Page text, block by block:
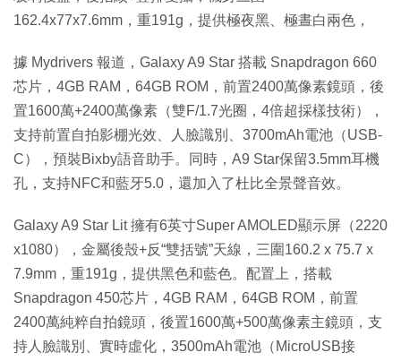
162.4x77x7.6mm，重191g，提供極夜黑、極晝白兩色，
據 Mydrivers 報道，Galaxy A9 Star 搭載 Snapdragon 660
芯片，4GB RAM，64GB ROM，前置2400萬像素鏡頭，後
置1600萬+2400萬像素（雙F/1.7光圈，4倍超採樣技術），
支持前置自拍影棚光效、人臉識別、3700mAh電池（USB-
C），預裝Bixby語音助手。同時，A9 Star保留3.5mm耳機
孔，支持NFC和藍牙5.0，還加入了杜比全景聲音效。
Galaxy A9 Star Lit 擁有6英寸Super AMOLED顯示屏（2220
x1080），金屬後殼+反“雙括號”天線，三圍160.2 x 75.7 x
7.9mm，重191g，提供黑色和藍色。配置上，搭載
Snapdragon 450芯片，4GB RAM，64GB ROM，前置
2400萬純粹自拍鏡頭，後置1600萬+500萬像素主鏡頭，支
持人臉識別、實時虛化，3500mAh電池（MicroUSB接